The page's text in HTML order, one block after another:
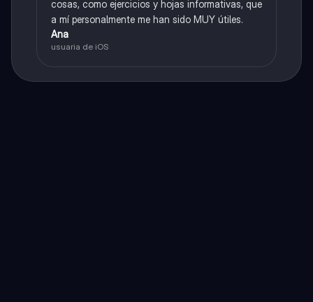
cosas, como ejercicios y hojas informativas, que
a mí personalmente me han sido MUY útiles.
Ana
usuaria de iOS